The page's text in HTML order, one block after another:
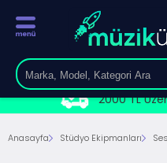
2000 TL
Anasayfa Stüdyo Ekipmanları